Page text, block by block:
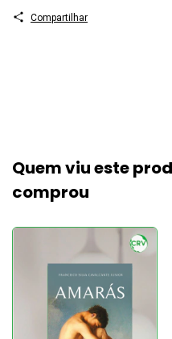
Compartilhar
Quem viu este
comprou